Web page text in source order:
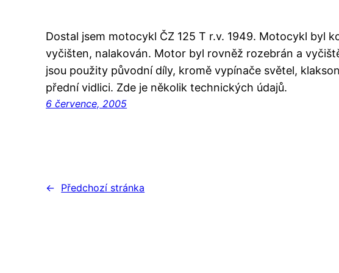
Dostal jsem motocykl ČZ 125 T r.v. 1949. Motocykl byl
vyčišten, nalakován. Motor byl rovněž rozebrán a
jsou použity původní díly, kromě vypínače světel,
přední vidlici. Zde je několik technických údajů.
6 července, 2005
← Předchozí stránka